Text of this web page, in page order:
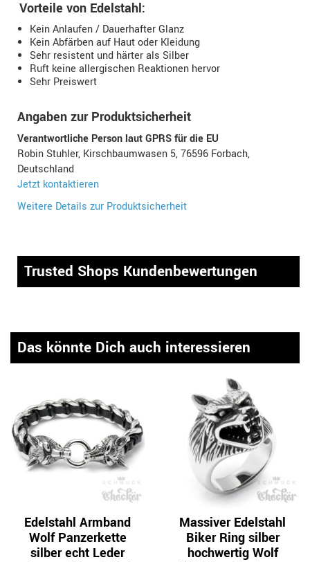
Vorteile von Edelstahl:
Kein Anlaufen / Dauerhafter Glanz
Kein Abfärben auf Haut oder Kleidung
Sehr resistent und härter als Silber
Ruft keine allergischen Reaktionen hervor
Sehr Preiswert
Angaben zur Produktsicherheit
Verantwortliche Person laut GPRS für die EU
Robin Stuhler, Kirschbaumwasen 5, 76596 Forbach,
Deutschland
Jetzt kontaktieren
Weitere Details zur Produktsicherheit
Trusted Shops Kundenbewertungen
Das könnte Dich auch interessieren
Edelstahl Armband
Wolf Panzerkette
silber echt Leder
Massiver Edelstahl
Biker Ring silber
hochwertig Wolf